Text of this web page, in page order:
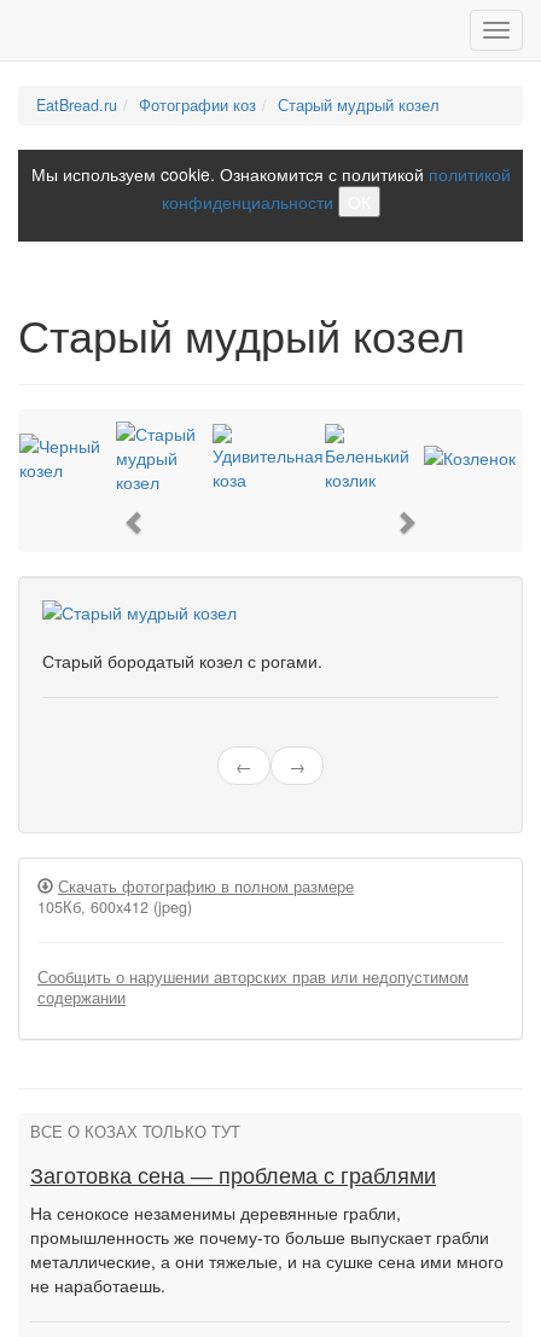
EatBread.ru Фотографии коз Старый мудрый козел
Мы используем cookie. Ознакомится с политикой политикой
конфиденциальности
Старый мудрый козел
Старый бородатый козел с рогами.
← →
Скачать фотографию в полном размере
105Кб, 600x412 (jpeg)
Сообщить о нарушении авторских прав или недопустимом
содержании
ВСЕ О КОЗАХ ТОЛЬКО ТУТ
Заготовка сена — проблема с граблями
На сенокосе незаменимы деревянные грабли,
промышленность же почему-то больше выпускает грабли
металлические, а они тяжелые, и на сушке сена ими много
не наработаешь.